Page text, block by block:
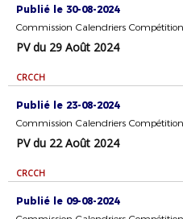
Publié le 30-08-2024
PV du 29 Août 2024
CRCCH
Publié le 23-08-2024
PV du 22 Août 2024
CRCCH
Publié le 09-08-2024